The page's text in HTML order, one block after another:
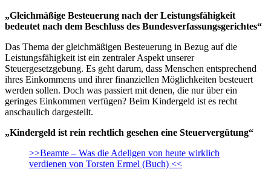
„Gleichmäßige Besteuerung nach der Leistungsfähigkeit
bedeutet nach dem Beschluss des Bundesverfassungsgerichtes“
Das Thema der gleichmäßigen Besteuerung in Bezug auf die
Leistungsfähigkeit ist ein zentraler Aspekt unserer
Steuergesetzgebung. Es geht darum, dass Menschen entsprechend
ihres Einkommens und ihrer finanziellen Möglichkeiten besteuert
werden sollen. Doch was passiert mit denen, die nur über ein
geringes Einkommen verfügen? Beim Kindergeld ist es recht
anschaulich dargestellt.
„Kindergeld ist rein rechtlich gesehen eine Steuervergütung“
>>Beamte – Was die Adeligen von heute wirklich
verdienen von Torsten Ermel (Buch) <<